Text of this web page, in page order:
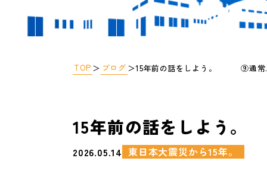
TOP ＞ ブログ ＞ 15年
15年前の話をしよ
2026.05.14 東日本大震災から15年。